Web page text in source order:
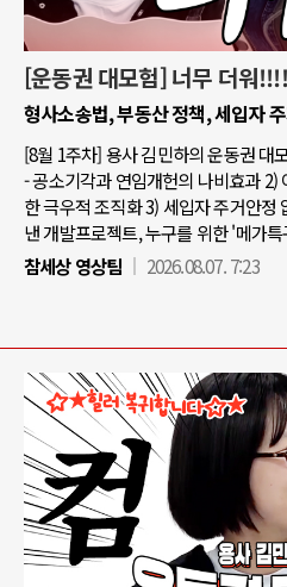
[운동권 대모험] 너무 더워
형사소송법, 부동산 정책, 세입자
[8월 1주차] 용사 김민하의 운동권 대
- 공소기각과 연임개헌의 나비효과 2)
한 극우적 조직화 3) 세입자 주거안정
낸 개발프로젝트, 누구를 위한 '메가특
참세상 영상팀
2026.08.07. 7:23